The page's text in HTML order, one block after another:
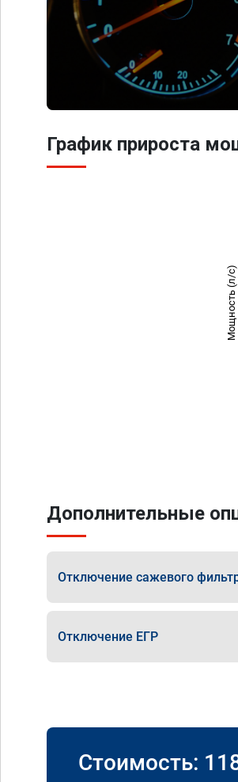
График прироста
Мощность (л/с)
Дополнительные
Отключение сажевого
Отключение ЕГР
Стоимость: